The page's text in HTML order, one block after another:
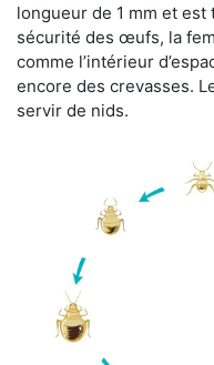
longueur de 1 mm et
sécurité des œufs, la
comme l’intérieur
encore des crevasses.
servir de nids.